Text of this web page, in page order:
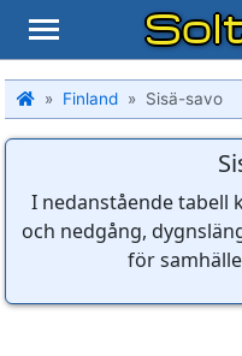
Finland Sisä-savo
I nedanstående tabell
och nedgång,
för